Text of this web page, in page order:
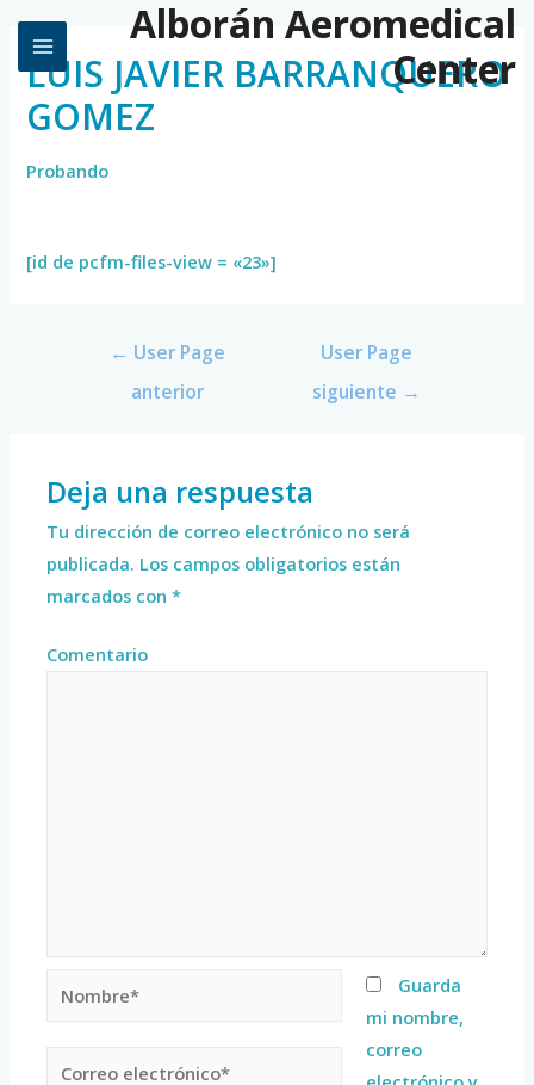
Alborán Aeromedical
Center
LUIS JAVIER BARRANQUERO
GOMEZ
Probando
[id de pcfm-files-view = «23»]
← User Page
anterior
User Page
siguiente →
Deja una respuesta
Tu dirección de correo electrónico no será
publicada. Los campos obligatorios están
marcados con*
Comentario
Guarda
mi nombre,
correo